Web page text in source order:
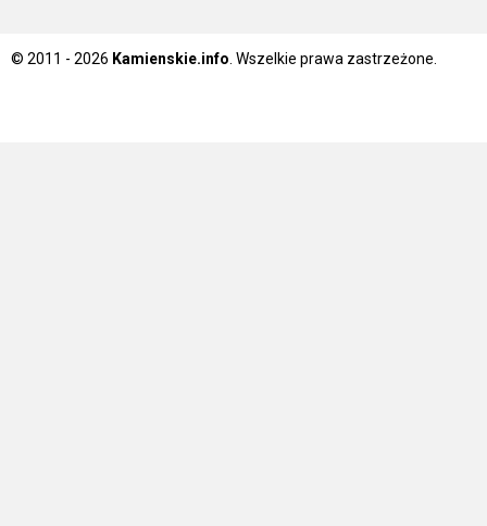
© 2011 - 2026 Kamienskie.info . Wszelkie prawa zastrzeżone.